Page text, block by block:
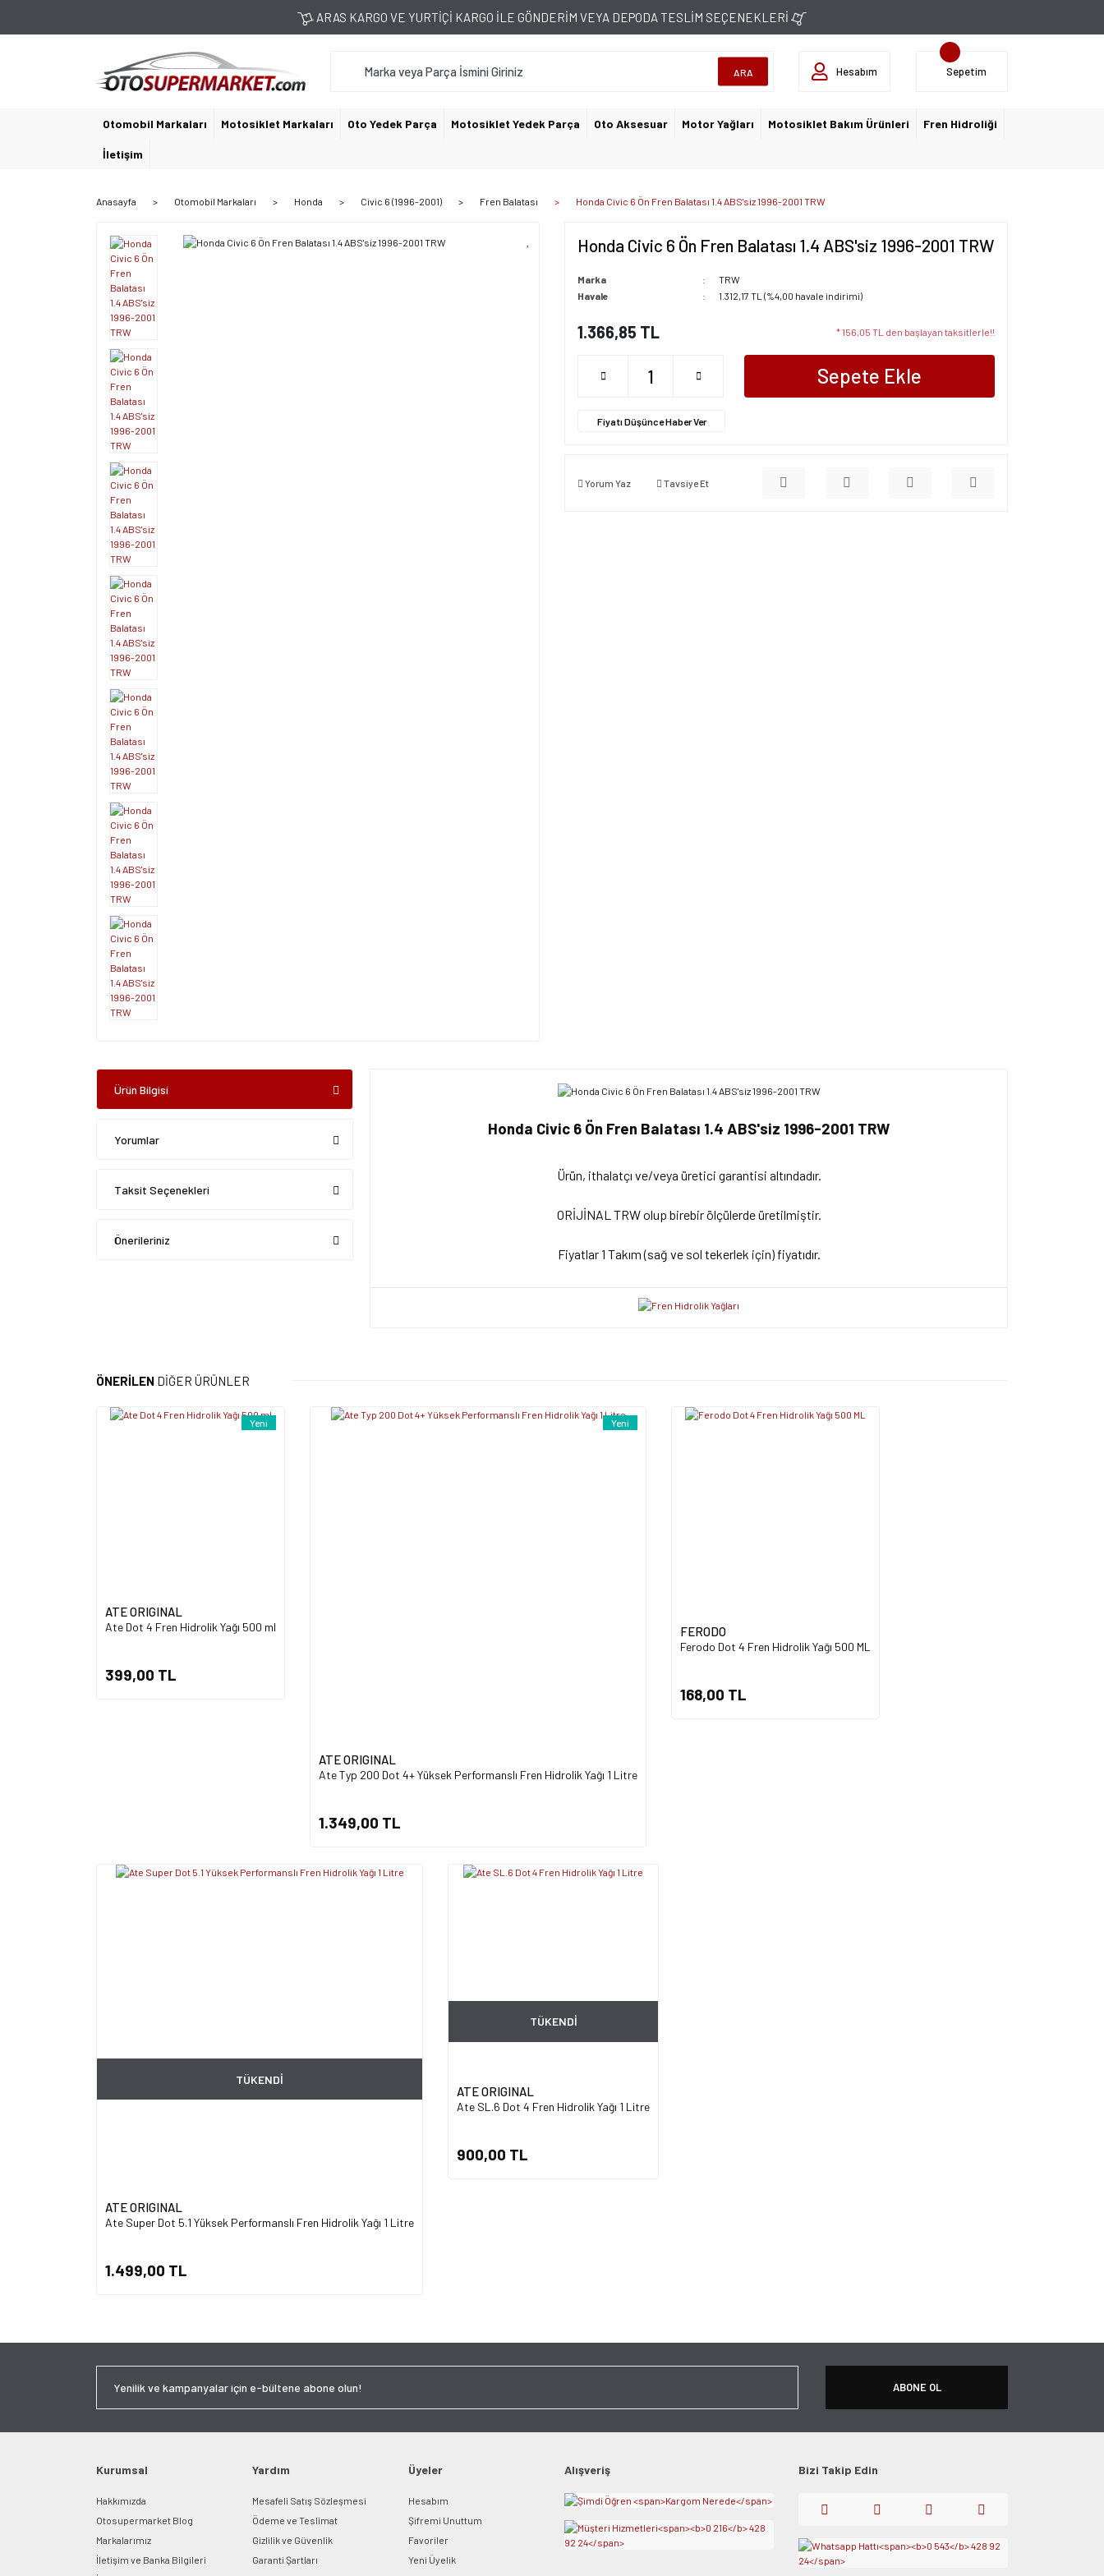
ARAS KARGO VE YURTİÇİ KARGO İLE GÖNDERİM VEYA DEPODA TESLİM SEÇENEKLERİ
ARA Hesabım Sepetim
Otomobil Markaları Motosiklet Markaları Oto Yedek Parça Motosiklet Yedek Parça Oto Aksesuar Motor Yağları Motosiklet Bakım Ürünleri Fren Hidroliği
İletişim
Anasayfa Otomobil Markaları Honda Civic 6 (1996-2001) Fren Balatası Honda Civic 6 Ön Fren Balatası 1.4 ABS'siz 1996-2001 TRW
Honda Civic 6 Ön Fren Balatası 1.4 ABS'siz 1996-2001 TRW
Marka
TRW
Havale
1.312,17 TL (%4,00 havale indirimi)
1.366,85 TL * 156,05 TL den başlayan taksitlerle!!
Sepete Ekle
Fiyatı Düşünce Haber Ver
Yorum Yaz Tavsiye Et
Ürün Bilgisi
Yorumlar
Taksit Seçenekleri
Önerileriniz
Honda Civic 6 Ön Fren Balatası 1.4 ABS'siz 1996-2001 TRW
Ürün, ithalatçı ve/veya üretici garantisi altındadır.
ORİJİNAL TRW olup birebir ölçülerde üretilmiştir.
Fiyatlar 1 Takım (sağ ve sol tekerlek için) fiyatıdır.
Yorum Yaz
Ürün resmi kalitesiz, bozuk veya görüntülenemiyor.
ÖNERİLEN DİĞER ÜRÜNLER
Yeni
ATE ORIGINAL
Ate Dot 4 Fren Hidrolik Yağı 500 ml
399,00 TL
Yeni
ATE ORIGINAL
Ate Typ 200 Dot 4+ Yüksek Performanslı Fren Hidrolik Yağı 1 Litre
1.349,00 TL
FERODO
Ferodo Dot 4 Fren Hidrolik Yağı 500 ML
168,00 TL
TÜKENDİ
ATE ORIGINAL
Ate Super Dot 5.1 Yüksek Performanslı Fren Hidrolik Yağı 1 Litre
1.499,00 TL
TÜKENDİ
ATE ORIGINAL
Ate SL.6 Dot 4 Fren Hidrolik Yağı 1 Litre
900,00 TL
ABONE OL
Kurumsal
Hakkımızda
Otosupermarket Blog
Markalarımız
İletişim ve Banka Bilgileri
Yardım
Mesafeli Satış Sözleşmesi
Ödeme ve Teslimat
Gizlilik ve Güvenlik
Garanti Şartları
Üyeler
Hesabım
Şifremi Unuttum
Favoriler
Yeni Üyelik
Alışveriş Bizi Takip Edin